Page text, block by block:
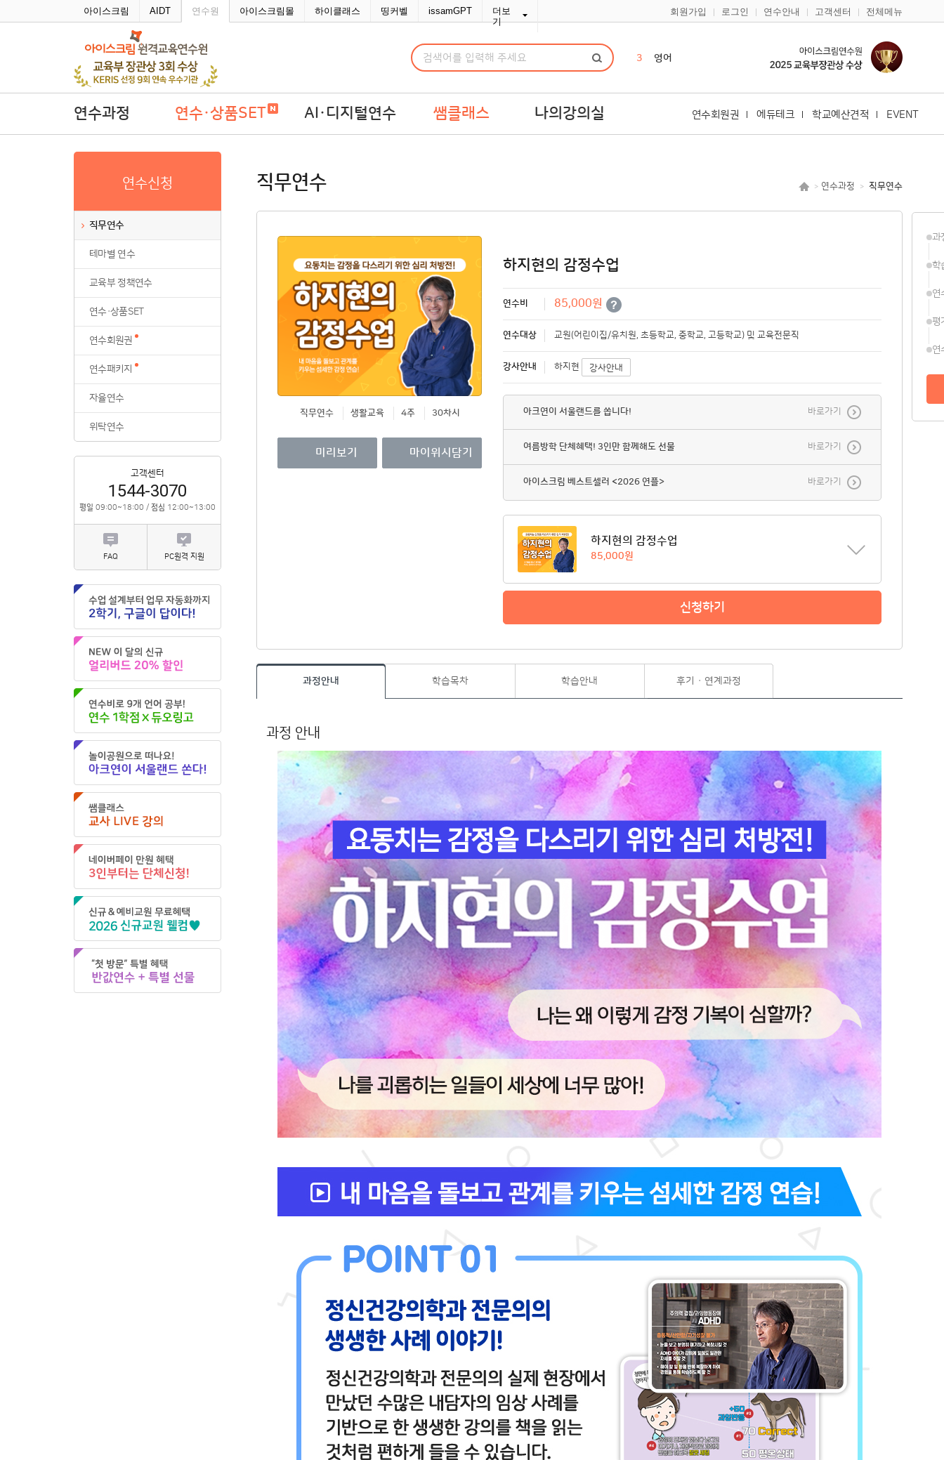
아이스크림 AIDT 연수원 아이스크림몰 하이클래스 띵커벨 issamGPT
더보
기
회원가입 로그인 연수안내 고객센터 전체메뉴
캔바
3
영어
10
다문화
연수과정
테마별 연수
교육부 정책연수
연수·상품SET
연수회원권
연수패키지
자율연수
위탁연수
연수·상품SET AI·디지털연수
학교맞춤 예산견적
쌤클래스
쌤바이브
나의강의실
연수변경/취소
MY위시리스트
포인트/쿠폰
영수증/이수증
개인정보관리
MY회원권/패키지
연수회원권 에듀테크 학교예산견적 EVENT
연수신청
직무연수
테마별 연수
교육부 정책연수
연수·상품SET
연수회원권
연수패키지
자율연수
위탁연수
고객센터
1544-3070
평일 09:00~18:00 / 점심 12:00~13:00
FAQ PC원격 지원
과
학
연
평
연
직무연수 > 연수과정 > 직무연수
하지현의 감정수업
연수비 85,000원
연수대상 교원(어린이집/유치원, 초등학교, 중학교, 고등학교) 및 교육전문직
강사안내 하지현 강사안내
아크연이 서울랜드를 쏩니다! 바로가기
여름방학 단체혜택! 3인만 함께해도 선물 바로가기
아이스크림 베스트셀러 <2026 연플> 바로가기
하지현의 감정수업
85,000원
신청하기
직무연수 생활교육 4주 30차시
미리보기 마이위시담기
과정안내 학습목차 학습안내 후기 · 연계과정
과정 안내